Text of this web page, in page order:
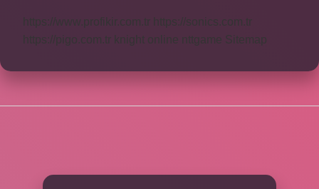
https://www.profikir.com.tr https://sonics.com.tr
https://pigo.com.tr knight online nttgame Sitemap